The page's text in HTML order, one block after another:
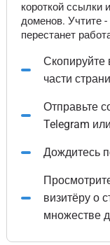
короткой ссылки
доменов. Учтите -
перестанет
Скопируйте
части
Отправьте
Telegram
Дождитесь
визитёру о
множестве